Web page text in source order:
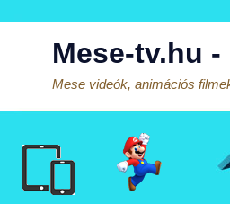
Mese-tv.hu
Mese videók, animációs